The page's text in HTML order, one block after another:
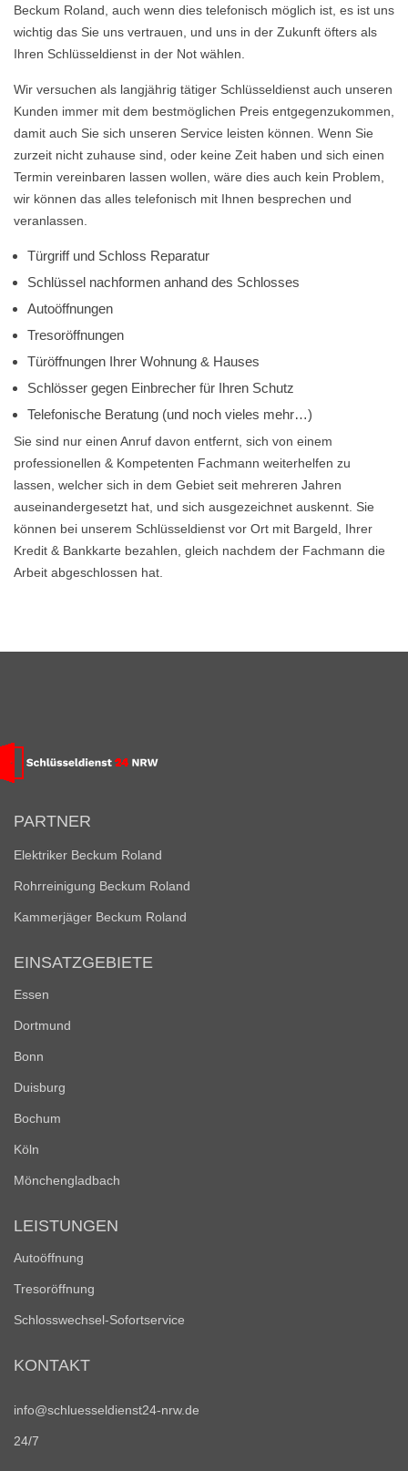
Beckum Roland, auch wenn dies telefonisch möglich ist, es ist uns
wichtig das Sie uns vertrauen, und uns in der Zukunft öfters als
Ihren Schlüsseldienst in der Not wählen.
Wir versuchen als langjährig tätiger Schlüsseldienst auch unseren
Kunden immer mit dem bestmöglichen Preis entgegenzukommen,
damit auch Sie sich unseren Service leisten können. Wenn Sie
zurzeit nicht zuhause sind, oder keine Zeit haben und sich einen
Termin vereinbaren lassen wollen, wäre dies auch kein Problem,
wir können das alles telefonisch mit Ihnen besprechen und
veranlassen.
Türgriff und Schloss Reparatur
Schlüssel nachformen anhand des Schlosses
Autoöffnungen
Tresoröffnungen
Türöffnungen Ihrer Wohnung & Hauses
Schlösser gegen Einbrecher für Ihren Schutz
Telefonische Beratung (und noch vieles mehr…)
Sie sind nur einen Anruf davon entfernt, sich von einem
professionellen & Kompetenten Fachmann weiterhelfen zu
lassen, welcher sich in dem Gebiet seit mehreren Jahren
auseinandergesetzt hat, und sich ausgezeichnet auskennt. Sie
können bei unserem Schlüsseldienst vor Ort mit Bargeld, Ihrer
Kredit & Bankkarte bezahlen, gleich nachdem der Fachmann die
Arbeit abgeschlossen hat.
PARTNER
Elektriker Beckum Roland
Rohrreinigung Beckum Roland
Kammerjäger Beckum Roland
EINSATZGEBIETE
Essen
Dortmund
Bonn
Duisburg
Bochum
Köln
Mönchengladbach
LEISTUNGEN
Autoöffnung
Tresoröffnung
Schlosswechsel-Sofortservice
KONTAKT
info@schluesseldienst24-nrw.de
24/7